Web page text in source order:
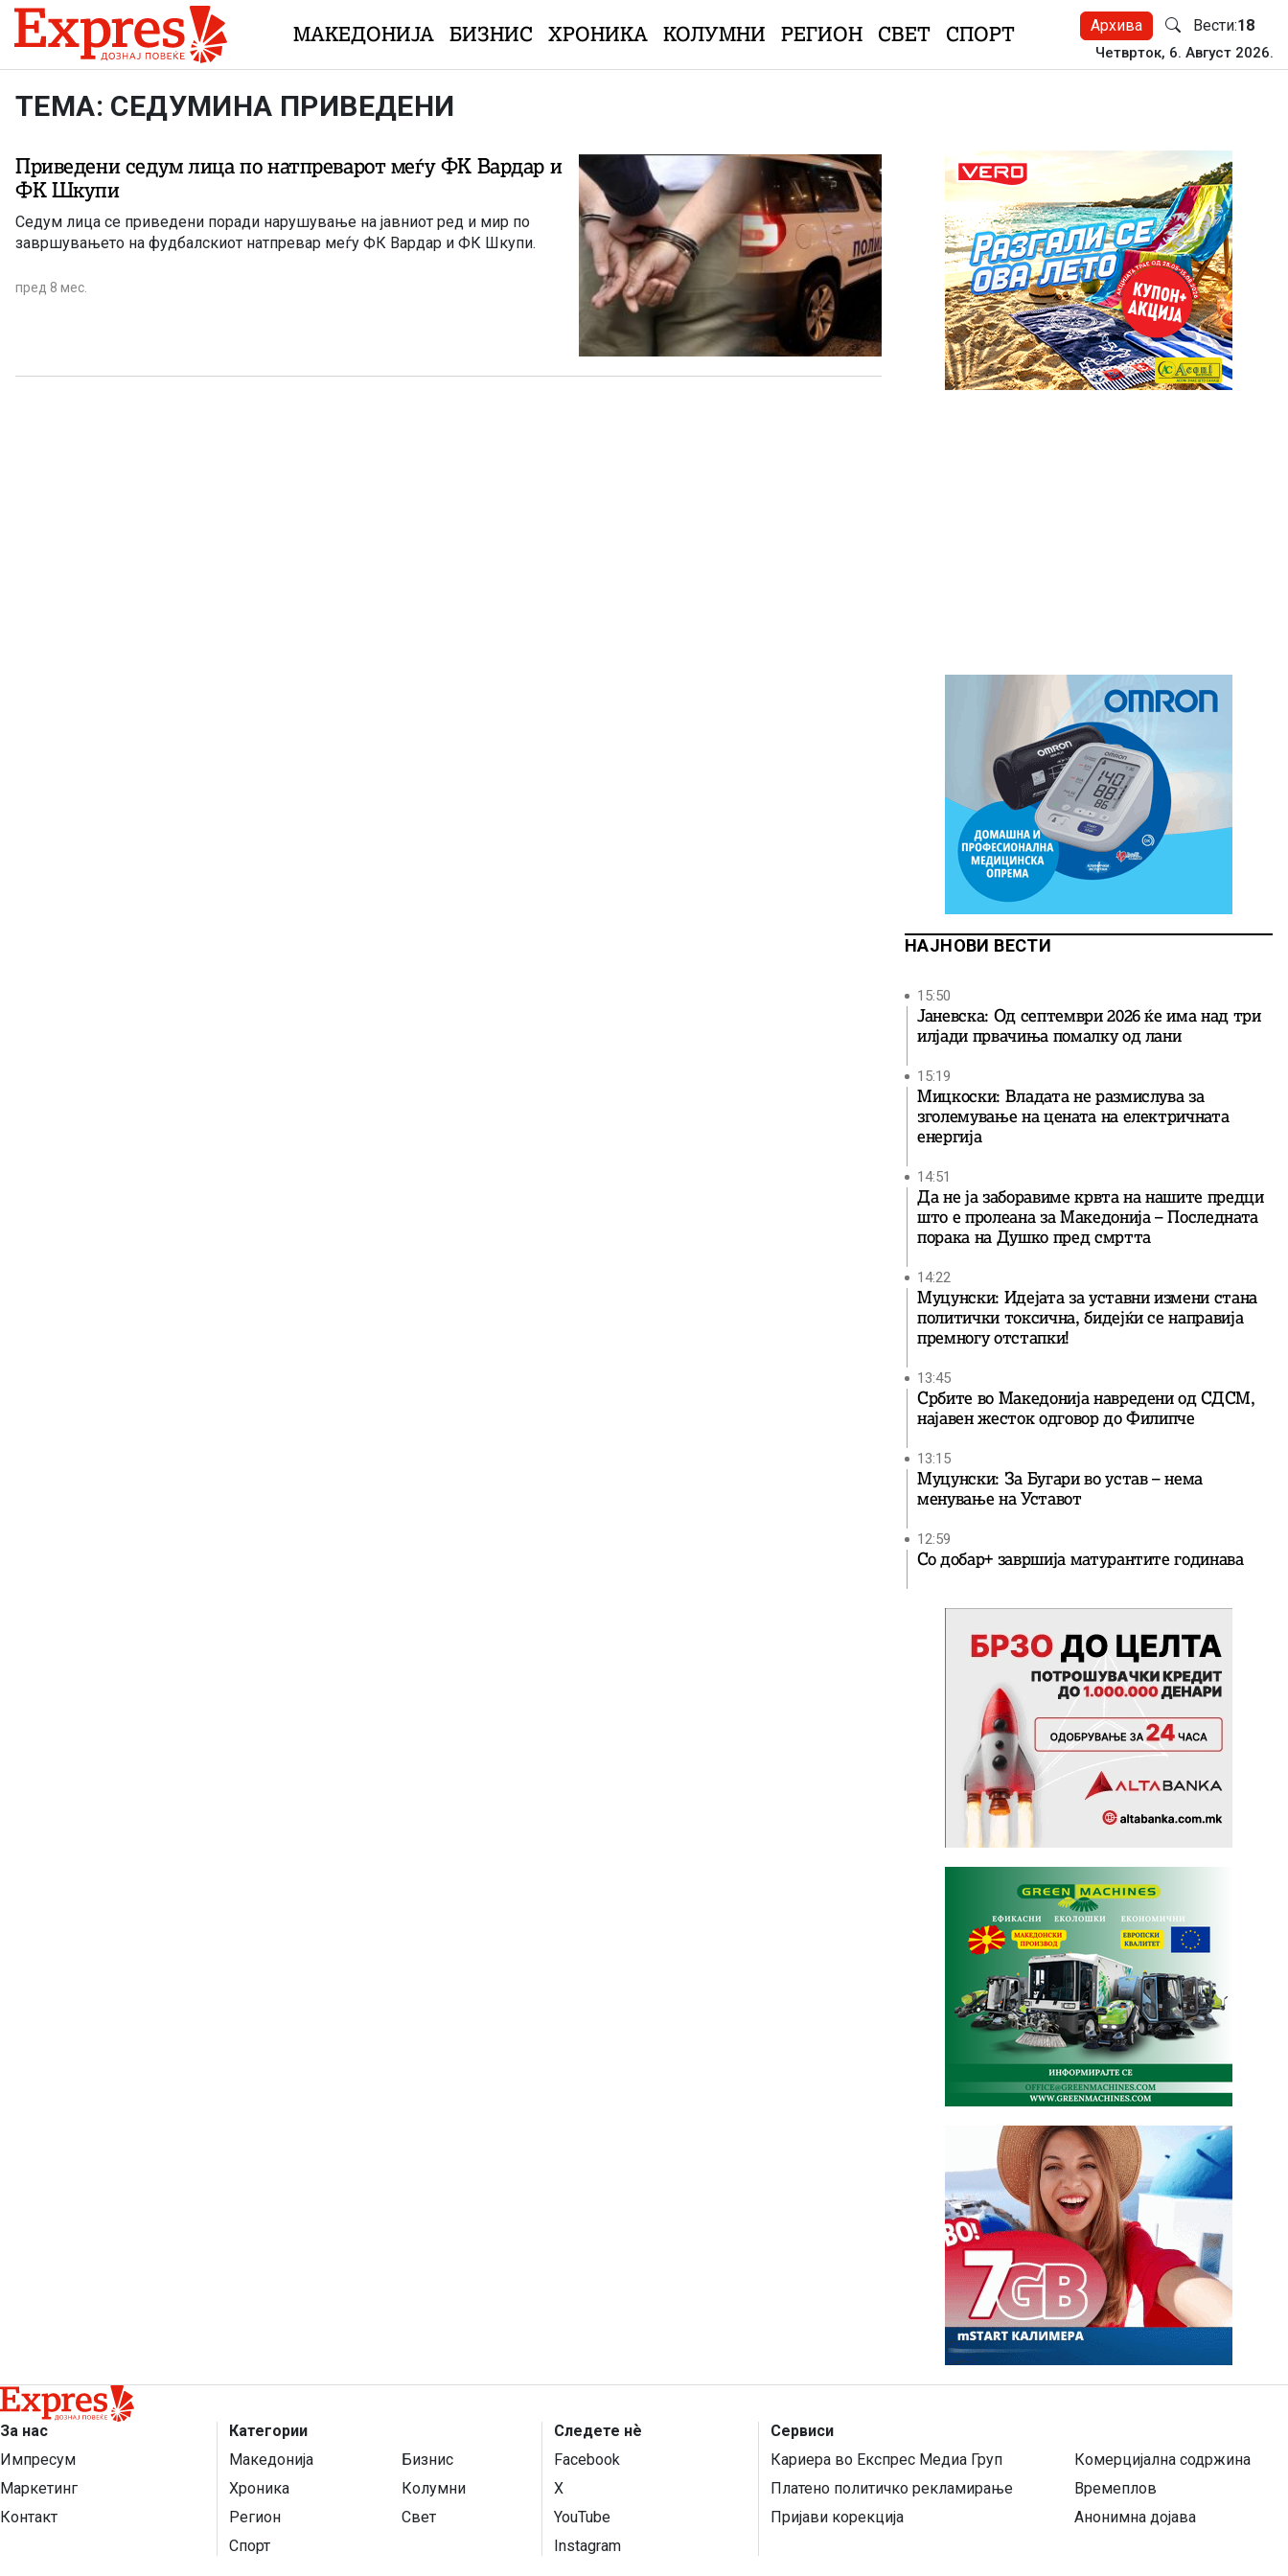
Skip to content
МАКЕДОНИЈА БИЗНИС ХРОНИКА КОЛУМНИ РЕГИОН СВЕТ СПОРТ Архива Вести:18
Четврток, 6. Август 2026.
ТЕМА: СЕДУМИНА ПРИВЕДЕНИ
Приведени седум лица по натпреварот меѓу ФК Вардар и
ФК Шкупи
Седум лица се приведени поради нарушување на јавниот ред и мир по
завршувањето на фудбалскиот натпревар меѓу ФК Вардар и ФК Шкупи.
пред 8 мес.
НАЈНОВИ ВЕСТИ
15:50
Јаневска: Од септември 2026 ќе има над три
илјади првачиња помалку од лани
15:19
Мицкоски: Владата не размислува за
зголемување на цената на електричната
енергија
14:51
Да не ја заборавиме крвта на нашите предци
што е пролеана за Македонија – Последната
порака на Душко пред смртта
14:22
Муцунски: Идејата за уставни измени стана
политички токсична, бидејќи се направија
премногу отстапки!
13:45
Србите во Македонија навредени од СДСМ,
најавен жесток одговор до Филипче
13:15
Муцунски: За Бугари во устав – нема
менување на Уставот
12:59
Со добар+ завршија матурантите годинава
За нас
Импресум
Маркетинг
Контакт
Категории
Македонија
Бизнис
Хроника
Колумни
Регион
Свет
Спорт
Следете нѐ
Facebook
X
YouTube
Instagram
Сервиси
Кариера во Експрес Медиа Груп
Комерцијална содржина
Платено политичко рекламирање
Времеплов
Пријави корекција
Анонимна дојава